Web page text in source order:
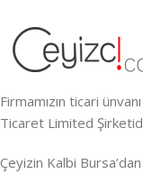
Firmamızın ticari
Ticaret Limited
Çeyizin Kalbi